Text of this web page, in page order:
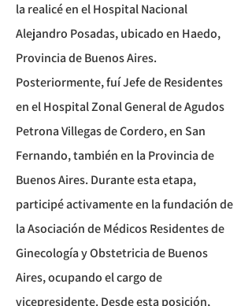
la realicé en el Hospital Nacional
Alejandro Posadas, ubicado en Haedo,
Provincia de Buenos Aires.
Posteriormente, fuí Jefe de Residentes
en el Hospital Zonal General de Agudos
Petrona Villegas de Cordero, en San
Fernando, también en la Provincia de
Buenos Aires. Durante esta etapa,
participé activamente en la fundación de
la Asociación de Médicos Residentes de
Ginecología y Obstetricia de Buenos
Aires, ocupando el cargo de
vicepresidente. Desde esta posición,